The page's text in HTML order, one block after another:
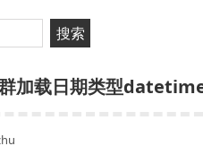
加载日期类型